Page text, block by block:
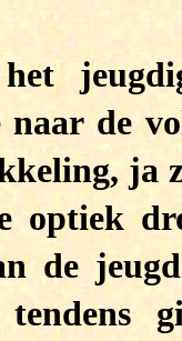
naar de
ja
optiek
de